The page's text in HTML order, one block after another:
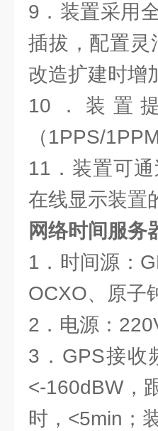
9．装置采用
插拔，配置灵
改造扩建时增
10．装置
（1PPS/
11．装置可
在线显示装置
网络时间服务
1．时间源：
OCXO、原子
2．电源：
3．GPS接收
<-160dBW，
时，<5min；